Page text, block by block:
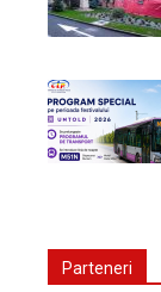
Parteneri